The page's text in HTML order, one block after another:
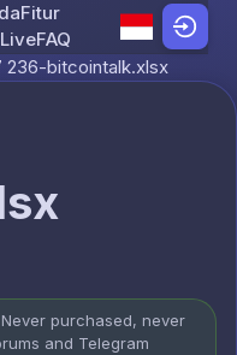
to content
Fitur
LiveFAQ
236-bitcointalk.xlsx
purchased, never
and Telegram